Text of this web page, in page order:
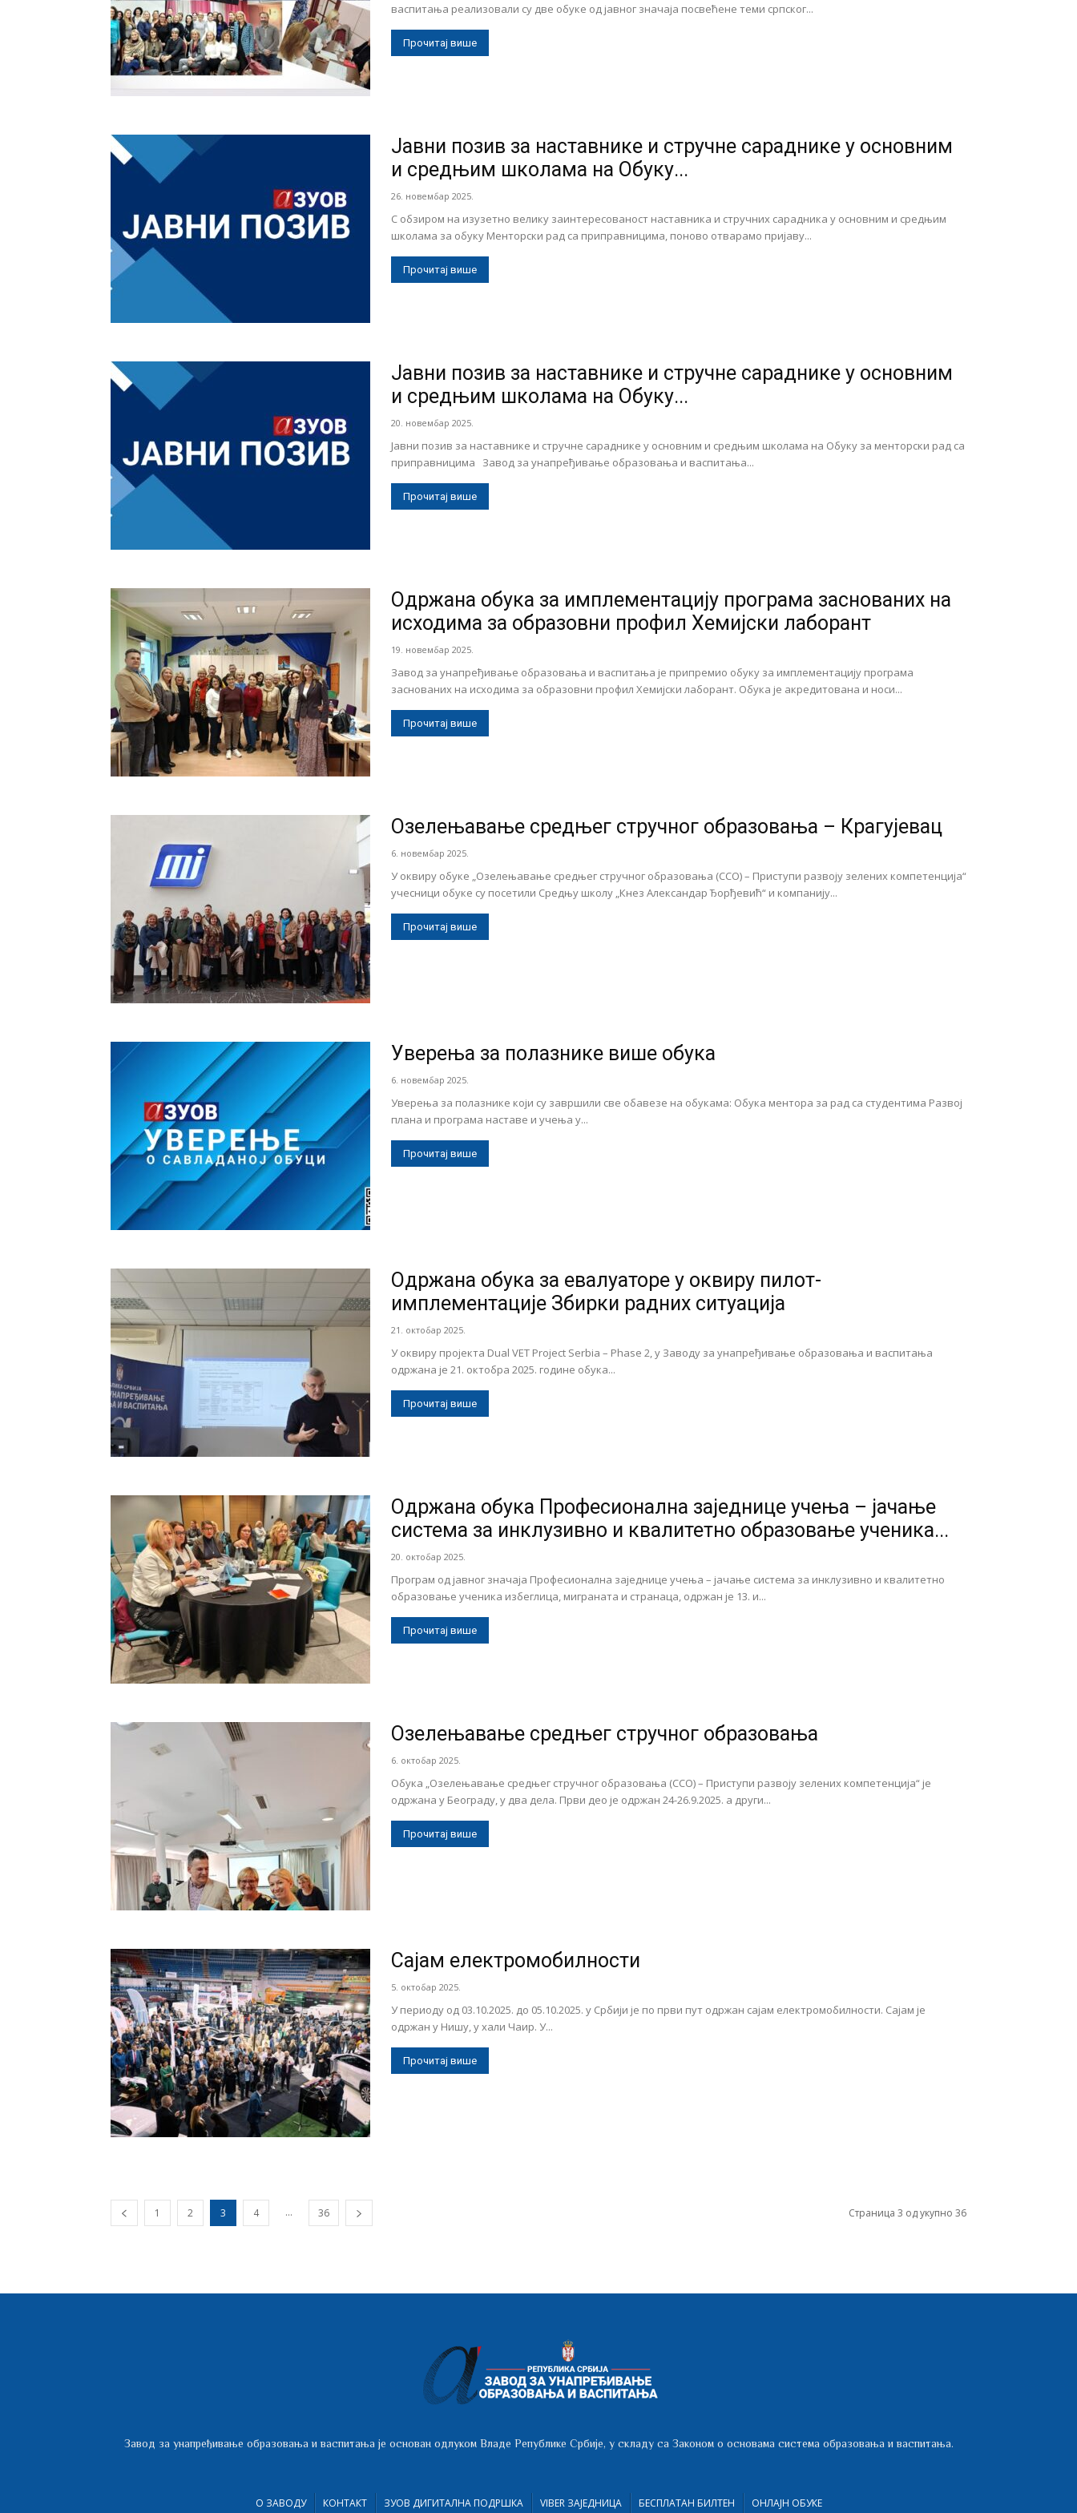
васпитања
васпитања реализовали су две обуке од јавног значаја посвећене теми српског...
Прочитај више
Јавни позив за наставнике и стручне сараднике у основним
и средњим школама на Обуку...
26. новембар 2025.
С обзиром на изузетно велику заинтересованост наставника и стручних сарадника у основним и средњим
школама за обуку Менторски рад са приправницима, поново отварамо пријаву...
Прочитај више
Јавни позив за наставнике и стручне сараднике у основним
и средњим школама на Обуку...
20. новембар 2025.
Јавни позив за наставнике и стручне сараднике у основним и средњим школама на Обуку за менторски рад са
приправницима Завод за унапређивање образовања и васпитања...
Прочитај више
Одржана обука за имплементацију програма заснованих на
исходима за образовни профил Хемијски лаборант
19. новембар 2025.
Завод за унапређивање образовања и васпитања је припремио обуку за имплементацију програма
заснованих на исходима за образовни профил Хемијски лаборант. Обука је акредитована и носи...
Прочитај више
Озелењавање средњег стручног образовања – Крагујевац
6. новембар 2025.
У оквиру обуке „Озелењавање средњег стручног образовања (ССО) – Приступи развоју зелених компетенција“
учесници обуке су посетили Средњу школу „Кнез Александар Ђорђевић“ и компанију...
Прочитај више
Уверења за полазнике више обука
6. новембар 2025.
Уверења за полазнике који су завршили све обавезе на обукама: Обука ментора за рад са студентима Развој
плана и програма наставе и учења у...
Прочитај више
Одржана обука за евалуаторе у оквиру пилот-
имплементације Збирки радних ситуација
21. октобар 2025.
У оквиру пројекта Dual VET Project Serbia – Phase 2, у Заводу за унапређивање образовања и васпитања
одржана је 21. октобра 2025. године обука...
Прочитај више
Одржана обука Професионална заједнице учења – јачање
система за инклузивно и квалитетно образовање ученика...
20. октобар 2025.
Програм од јавног значаја Професионална заједнице учења – јачање система за инклузивно и квалитетно
образовање ученика избеглица, миграната и странаца, одржан је 13. и...
Прочитај више
Озелењавање средњег стручног образовања
6. октобар 2025.
Обука „Озелењавање средњег стручног образовања (ССО) – Приступи развоју зелених компетенција“ је
одржана у Београду, у два дела. Први део је одржан 24-26.9.2025. а други...
Прочитај више
Сајам електромобилности
5. октобар 2025.
У периоду од 03.10.2025. до 05.10.2025. у Србији је по први пут одржан сајам електромобилности. Сајам је
одржан у Нишу, у хали Чаир. У...
Прочитај више
1 2 3 4 ... 36 Страница 3 од укупно 36
Завод за унапређивање образовања и васпитања је основан одлуком Владе Републике Србије, у складу са Законом о основама система образовања и васпитања.
О ЗАВОДУ КОНТАКТ ЗУОВ ДИГИТАЛНА ПОДРШКА VIBER ЗАЈЕДНИЦА БЕСПЛАТАН БИЛТЕН ОНЛАЈН ОБУКЕ